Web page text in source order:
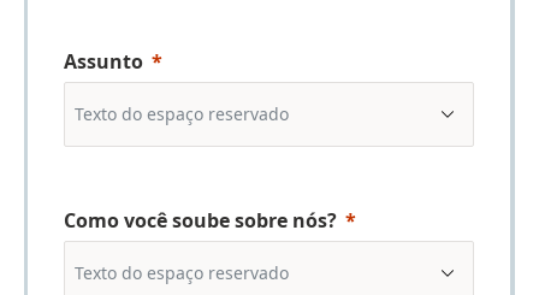
Assunto
Como você soube sobre nós?